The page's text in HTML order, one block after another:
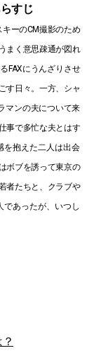
すじ
ーのCM撮影のため
まく意思疎通が図れ
FAXにうんざりさせ
す日々。一方、シャ
マンの夫について来
事で多忙な夫とはす
を抱えた二人は出会
ボブを誘って東京の
者たちと、クラブや
であったが、いつし